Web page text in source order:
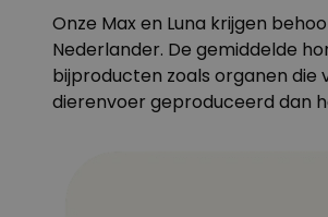
Onze Max en Luna krijgen
Nederlander. De gemiddelde
bijproducten zoals organen
dierenvoer geproduceerd dan